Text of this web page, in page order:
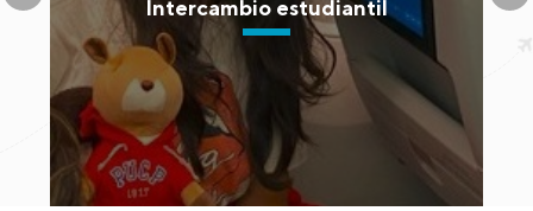
Intercambio estudiantil